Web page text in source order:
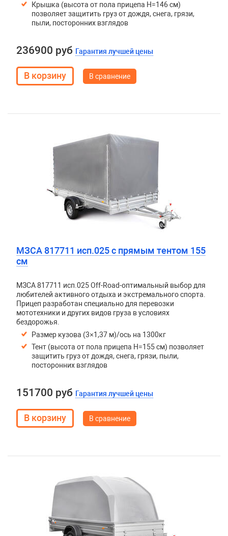
Крышка (высота от пола прицепа H=146 см)
позволяет защитить груз от дождя, снега, грязи,
пыли, посторонних взглядов
236900 руб Гарантия лучшей цены
В сравнение
МЗСА 817711 исп.025 с прямым тентом 155
см
МЗСА 817711 исп.025 Off-Road-оптимальный выбор для
любителей активного отдыха и экстремального спорта.
Прицеп разработан специально для перевозки
мототехники и других видов груза в условиях
бездорожья.
Размер кузова (3×1,37 м)/ось на 1300кг
Тент (высота от пола прицепа H=155 см) позволяет
защитить груз от дождя, снега, грязи, пыли,
посторонних взглядов
151700 руб Гарантия лучшей цены
В сравнение